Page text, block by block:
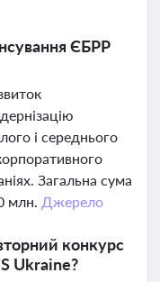
ЄБРР
і середнього
Загальна сума
млн. Джерело
конкурс
Ukraine?